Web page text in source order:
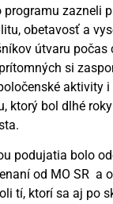
programu zazneli
obetavosť a
útvaru počas
si
aktivity
ktorý bol dlhé
podujatia bolo
od MO SR a
tí, ktorí sa aj po